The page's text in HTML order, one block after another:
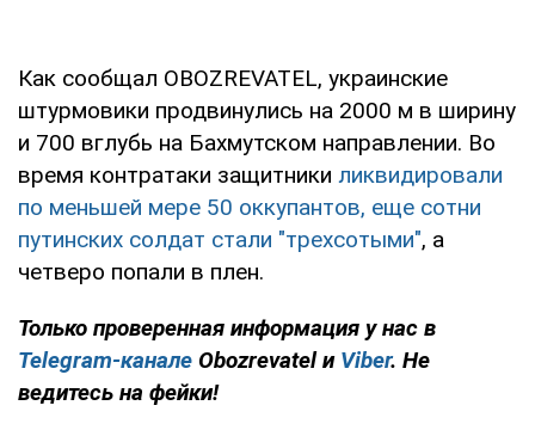
Как сообщал OBOZREVATEL, украинские
штурмовики продвинулись на 2000 м в ширину
и 700 вглубь на Бахмутском направлении. Во
время контратаки защитники ликвидировали
по меньшей мере 50 оккупантов, еще сотни
путинских солдат стали "трехсотыми", а
четверо попали в плен.
Только проверенная информация у нас в
Telegram-канале Obozrevatel и Viber. Не
ведитесь на фейки!